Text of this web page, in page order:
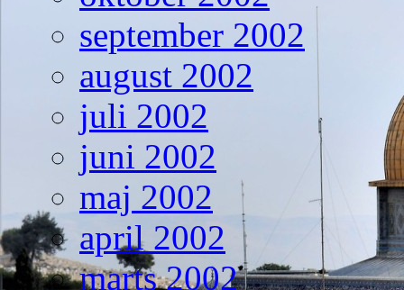
september 2002
august 2002
juli 2002
juni 2002
maj 2002
april 2002
marts 2002